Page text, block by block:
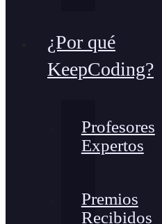
¿Por qué
KeepCoding?
Profesores
Expertos
Premios
Recibidos